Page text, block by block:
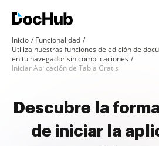
Inicio
Funcionalidad
Utiliza nuestras funciones de edición de
en tu navegador sin complicaciones
Iniciar Aplicación de Tabla Gratis
Descubre la
de iniciar la